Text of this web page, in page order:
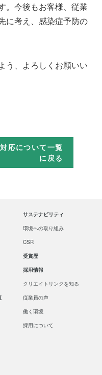
。今後もお客様、従業
に考え、感染症予防の
う、よろしくお願いい
応について一覧
に戻る
サステナビリティ
環境への取り組み
CSR
受賞歴
採用情報
クリエイトリンクを知る
従業員の声
働く環境
採用について